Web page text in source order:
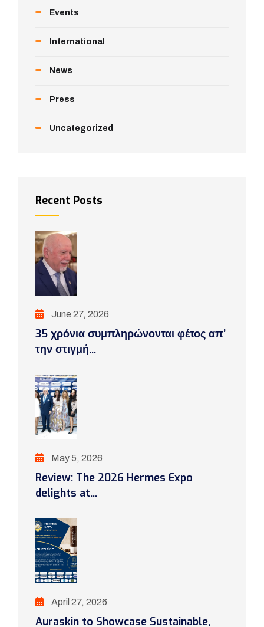
Events
International
News
Press
Uncategorized
Recent Posts
June 27, 2026
35 χρόνια συμπληρώνονται φέτος απ’
την στιγμή...
May 5, 2026
Review: The 2026 Hermes Expo
delights at...
April 27, 2026
Auraskin to Showcase Sustainable,